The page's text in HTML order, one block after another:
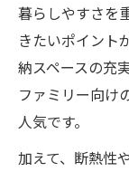
暮らしやすさを
きたいポイント
納スペースの充
ファミリー向け
人気です。
加えて、断熱性